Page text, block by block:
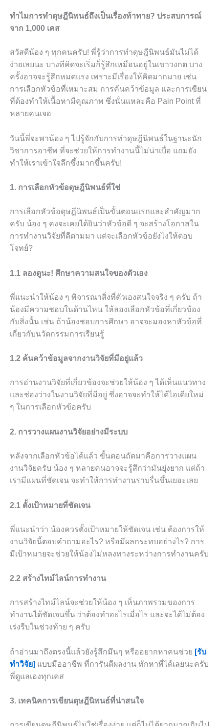
ทำไมการทำดุษฎีนิพนธ์ถึงเป็นเรื่องท้าทาย? ประสบการณ์
จาก 1,000 เคส
สวัสดีน้อง ๆ ทุกคนครับ! พี่รู้ว่าการทำดุษฎีนิพนธ์มันไม่ได้
ง่ายเลยนะ บางทีคิดจะเริ่มก็รู้สึกเหมือนอยู่ในเขาวงกต บาง
ครั้งอาจจะรู้สึกหมดแรง เพราะมีเรื่องให้คิดมากมาย เช่น
การเลือกหัวข้อที่เหมาะสม การค้นคว้าข้อมูล และการเขียน
ที่ต้องทำให้เนื้อหามีคุณภาพ ซึ่งนั่นแหละคือ Pain Point ที่
หลายคนเจอ
วันนี้พี่จะพาน้อง ๆ ไปรู้จักกับการทำดุษฎีนิพนธ์ในฐานะนัก
วิชาการอาชีพ ที่จะช่วยให้การทำงานนี้ไม่น่าเบื่อ แถมยัง
ทำให้เราเข้าใจลึกซึ้งมากขึ้นครับ!
1. การเลือกหัวข้อดุษฎีนิพนธ์ที่ใช่
การเลือกหัวข้อดุษฎีนิพนธ์เป็นขั้นตอนแรกและสำคัญมาก
ครับ น้อง ๆ คงจะเคยได้ยินว่าหัวข้อดี ๆ จะสร้างโอกาสใน
การทำงานวิจัยที่ดีตามมา แต่จะเลือกหัวข้อยังไงให้ตอบ
โจทย์?
1.1 ลองดูนะ! ศึกษาความสนใจของตัวเอง
พี่แนะนำให้น้อง ๆ พิจารณาสิ่งที่ตัวเองสนใจจริง ๆ ครับ ถ้า
น้องมีความชอบในด้านไหน ให้ลองเลือกหัวข้อที่เกี่ยวข้อง
กับสิ่งนั้น เช่น ถ้าน้องชอบการศึกษา อาจจะมองหาหัวข้อที่
เกี่ยวกับนวัตกรรมการเรียนรู้
1.2 ค้นคว้าข้อมูลจากงานวิจัยที่มีอยู่แล้ว
การอ่านงานวิจัยที่เกี่ยวข้องจะช่วยให้น้อง ๆ ได้เห็นแนวทาง
และช่องว่างในงานวิจัยที่มีอยู่ ซึ่งอาจจะทำให้ได้ไอเดียใหม่
ๆ ในการเลือกหัวข้อครับ
2. การวางแผนงานวิจัยอย่างมีระบบ
หลังจากเลือกหัวข้อได้แล้ว ขั้นตอนถัดมาคือการวางแผน
งานวิจัยครับ น้อง ๆ หลายคนอาจจะรู้สึกว่ามันยุ่งยาก แต่ถ้า
เรามีแผนที่ชัดเจน จะทำให้การทำงานราบรื่นขึ้นเยอะเลย
2.1 ตั้งเป้าหมายที่ชัดเจน
พี่แนะนำว่า น้องควรตั้งเป้าหมายให้ชัดเจน เช่น ต้องการให้
งานวิจัยนี้ตอบคำถามอะไร? หรือมีผลกระทบอย่างไร? การ
มีเป้าหมายจะช่วยให้น้องไม่หลงทางระหว่างการทำงานครับ
2.2 สร้างไทม์ไลน์การทำงาน
การสร้างไทม์ไลน์จะช่วยให้น้อง ๆ เห็นภาพรวมของการ
ทำงานได้ชัดเจนขึ้น ว่าต้องทำอะไรเมื่อไร และจะได้ไม่ต้อง
เร่งรีบในช่วงท้าย ๆ ครับ
ถ้าอ่านมาถึงตรงนี้แล้วยังรู้สึกมึนๆ หรืออยากหาคนช่วย [รับ
ทำวิจัย] แบบมืออาชีพ ที่การันตีผลงาน ทักหาพี่ได้เลยนะครับ
พี่ดูแลเองทุกเคส
3. เทคนิคการเขียนดุษฎีนิพนธ์ที่น่าสนใจ